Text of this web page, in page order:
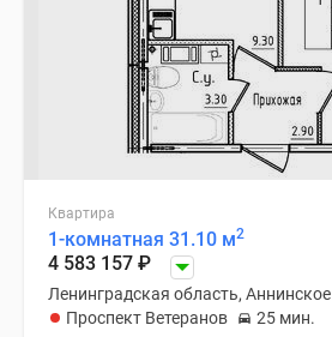
Квартира
1-комнатная 31.10 м2
4 583 157 ₽
Ленинградская область, Аннинское
Проспект Ветеранов
25 мин.